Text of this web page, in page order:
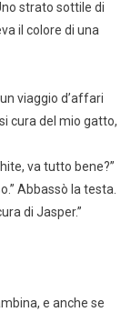
strato sottile di
il colore di una
viaggio d’affari
cura del mio gatto,
va tutto bene?”
Abbassò la testa.
di Jasper.”
e anche se